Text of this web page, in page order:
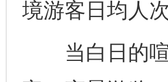
境游客日均人
当白日的喧